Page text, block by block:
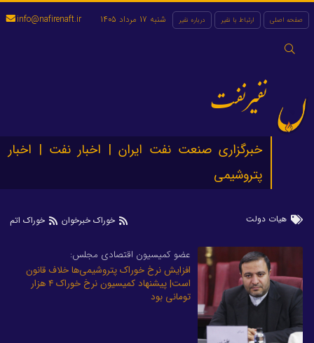
صفحه اصلی ارتباط با نفیر درباره نفیر
جستجو
شنبه 17 مرداد 1405 info@nafirenaft.ir
نفیرنفت
خبرگزاری صنعت نفت ایران | اخبار نفت | اخبار
پتروشیمی
هیات دولت خوراک خبرخوان خوراک اتم
عضو کمیسیون اقتصادی مجلس:
افزایش نرخ خوراک پتروشیمی‌ها خلاف قانون
است| پیشنهاد کمیسیون نرخ خوراک ۴ هزار
تومانی بود